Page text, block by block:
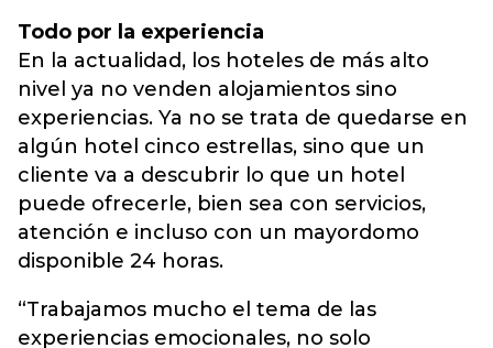
Todo por la experiencia
En la actualidad, los hoteles de más alto
nivel ya no venden alojamientos sino
experiencias. Ya no se trata de quedarse en
algún hotel cinco estrellas, sino que un
cliente va a descubrir lo que un hotel
puede ofrecerle, bien sea con servicios,
atención e incluso con un mayordomo
disponible 24 horas.
“Trabajamos mucho el tema de las
experiencias emocionales, no solo